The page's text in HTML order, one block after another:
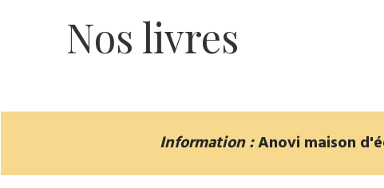
Nos livres
Information :Anovi maison